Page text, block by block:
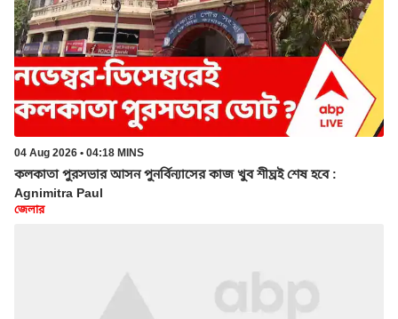
04 Aug 2026 • 04:18 MINS
কলকাতা পুরসভার আসন পুনর্বিন্যাসের কাজ খুব শীঘ্রই শেষ হবে :
Agnimitra Paul
জেলার